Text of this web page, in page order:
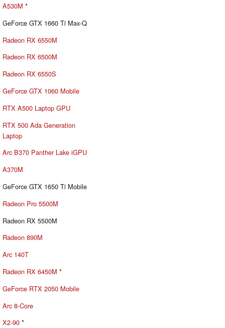
A530M *
GeForce GTX 1660 Ti Max-Q
Radeon RX 6550M
Radeon RX 6500M
Radeon RX 6550S
GeForce GTX 1060 Mobile
RTX A500 Laptop GPU
RTX 500 Ada Generation
Laptop
Arc B370 Panther Lake iGPU
A370M
GeForce GTX 1650 Ti Mobile
Radeon Pro 5500M
Radeon RX 5500M
Radeon 890M
Arc 140T
Radeon RX 6450M *
GeForce RTX 2050 Mobile
Arc 8-Core
X2-90 *